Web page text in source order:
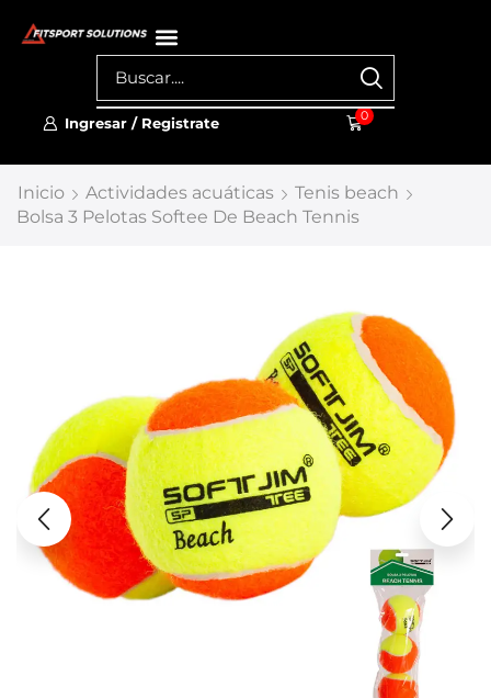
Ingresar / Registrate 0
Inicio Actividades acuáticas
Tenis beach
Bolsa 3 Pelotas Softee De Beach Tennis